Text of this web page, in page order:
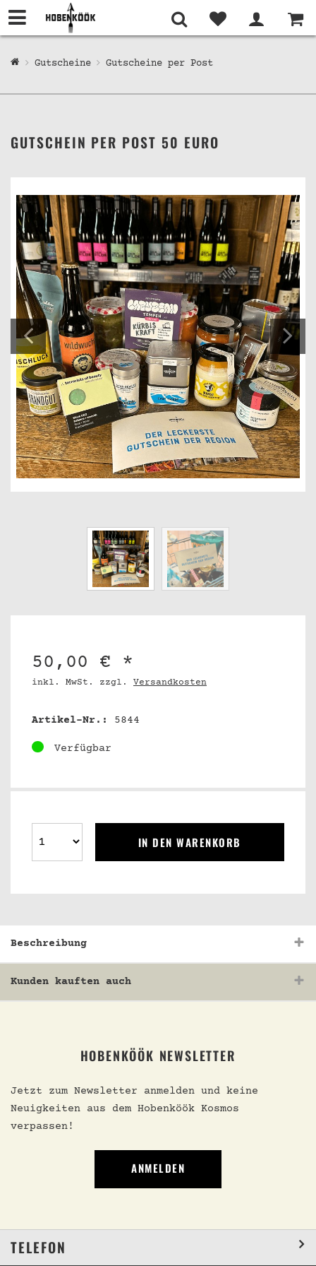
Gutscheine Gutscheine per Post
GUTSCHEIN PER POST 50 EURO
50,00 € *
inkl. MwSt. zzgl. Versandkosten
Artikel-Nr.: 5844
Verfügbar
IN DEN WARENKORB
Beschreibung
Kunden kauften auch
HOBENKÖÖK NEWSLETTER
Jetzt zum Newsletter anmelden und keine
Neuigkeiten aus dem Hobenköök Kosmos
verpassen!
ANMELDEN
TELEFON